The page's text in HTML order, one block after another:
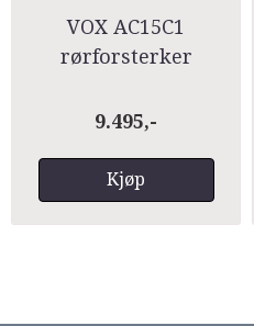
VOX AC15C1
rørforsterker
9.495,-
Kjøp